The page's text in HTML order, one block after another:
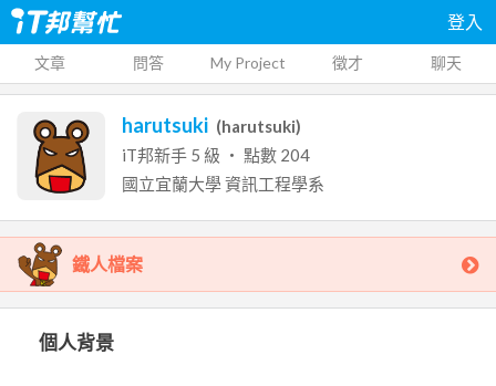
登入
文章 問答 My Project 徵才 聊天
harutsuki (harutsuki)
iT邦新手 5 級 ‧ 點數 204
國立宜蘭大學資訊工程學系
鐵人檔案
個人背景